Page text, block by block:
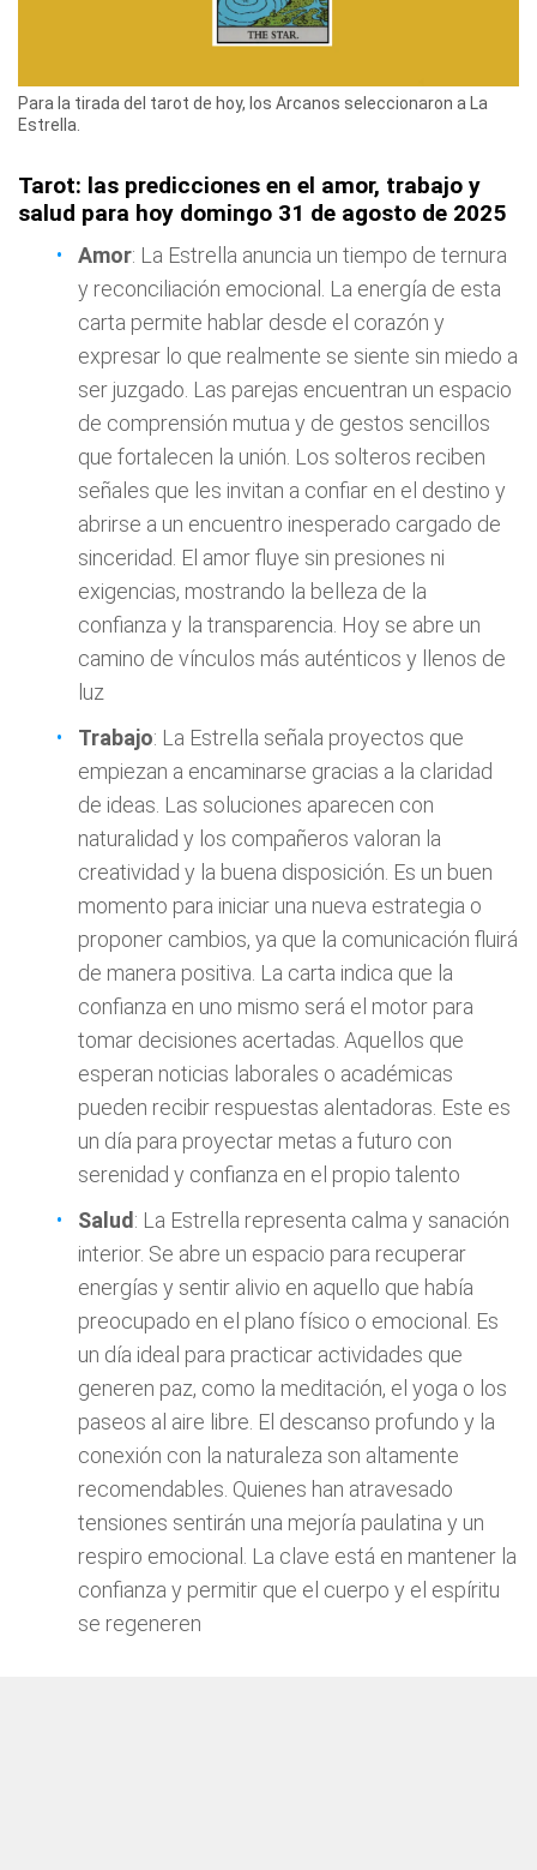
Para la tirada del tarot de hoy, los Arcanos seleccionaron a La
Estrella.
Tarot: las predicciones en el amor, trabajo y
salud para hoy domingo 31 de agosto de 2025
Amor: La Estrella anuncia un tiempo de ternura
y reconciliación emocional. La energía de esta
carta permite hablar desde el corazón y
expresar lo que realmente se siente sin miedo a
ser juzgado. Las parejas encuentran un espacio
de comprensión mutua y de gestos sencillos
que fortalecen la unión. Los solteros reciben
señales que les invitan a confiar en el destino y
abrirse a un encuentro inesperado cargado de
sinceridad. El amor fluye sin presiones ni
exigencias, mostrando la belleza de la
confianza y la transparencia. Hoy se abre un
camino de vínculos más auténticos y llenos de
luz
Trabajo: La Estrella señala proyectos que
empiezan a encaminarse gracias a la claridad
de ideas. Las soluciones aparecen con
naturalidad y los compañeros valoran la
creatividad y la buena disposición. Es un buen
momento para iniciar una nueva estrategia o
proponer cambios, ya que la comunicación fluirá
de manera positiva. La carta indica que la
confianza en uno mismo será el motor para
tomar decisiones acertadas. Aquellos que
esperan noticias laborales o académicas
pueden recibir respuestas alentadoras. Este es
un día para proyectar metas a futuro con
serenidad y confianza en el propio talento
Salud : La Estrella representa calma y sanación
interior. Se abre un espacio para recuperar
energías y sentir alivio en aquello que había
preocupado en el plano físico o emocional. Es
un día ideal para practicar actividades que
generen paz, como la meditación, el yoga o los
paseos al aire libre. El descanso profundo y la
conexión con la naturaleza son altamente
recomendables. Quienes han atravesado
tensiones sentirán una mejoría paulatina y un
respiro emocional. La clave está en mantener la
confianza y permitir que el cuerpo y el espíritu
se regeneren